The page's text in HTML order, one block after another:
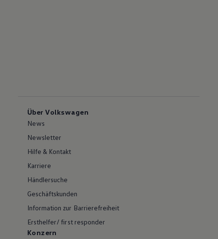
Über Volkswagen
News
Newsletter
Hilfe & Kontakt
Karriere
Händlersuche
Geschäftskunden
Information zur Barrierefreiheit
Ersthelfer/ first responder
Konzern